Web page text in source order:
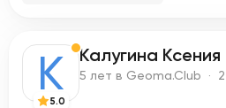
К
5.0
Калугина
5 лет в Geoma.Club ·